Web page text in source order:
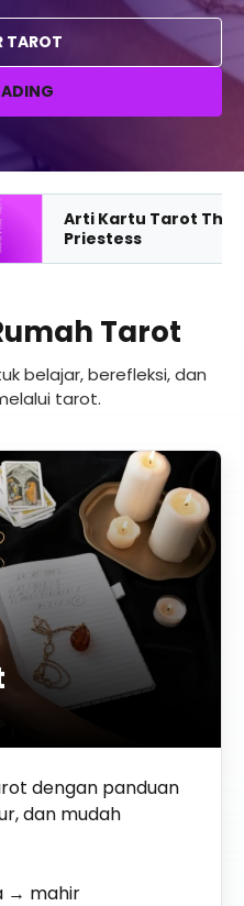
TAROT
Tarot The High
Tarot
belajar, berefleksi, dan
tarot.
dengan panduan
dan mudah
→ mahir